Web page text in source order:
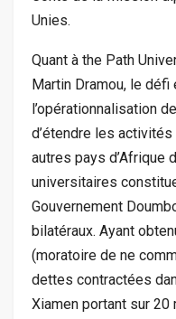
Unies.
Quant à the Path
Martin Dramou, le
l’opérationnalisation
d’étendre les
autres pays d’Afrique
universitaires
Gouvernement
bilatéraux. Ayant
(moratoire de ne
dettes contractées
Xiamen portant sur